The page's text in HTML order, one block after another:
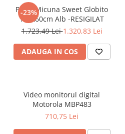
-23%
Patut Micuna Sweet Globito
120x60cm Alb -RESIGILAT
1.723,49 Lei1.320,83 Lei
ADAUGA IN COS
Video monitorul digital
Motorola MBP483
710,75 Lei